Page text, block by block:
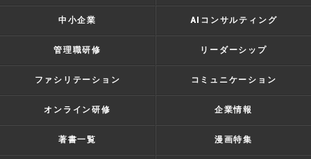
中小企業 AIコンサルティング
管理職研修 リーダーシップ
ファシリテーション コミュニケーション
オンライン研修 企業情報
著書一覧 漫画特集